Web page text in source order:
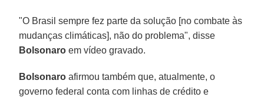
"O Brasil sempre fez parte da solução [no combate às
mudanças climáticas], não do problema", disse
Bolsonaro em vídeo gravado.
Bolsonaro afirmou também que, atualmente, o
governo federal conta com linhas de crédito e